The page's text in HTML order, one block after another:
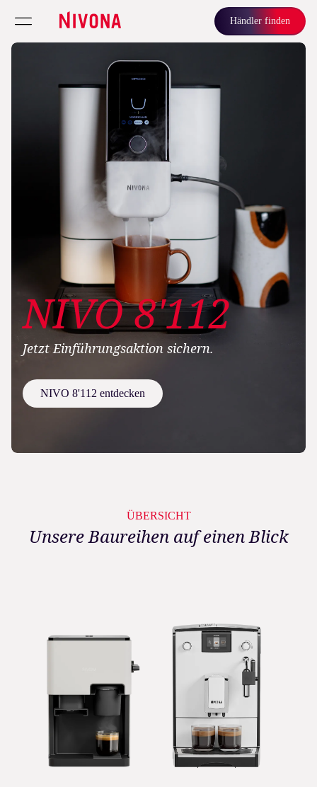
Händler finden
NIVO 8'112
Jetzt Einführungsaktion sichern.
NIVO 8'112 entdecken
ÜBERSICHT
Unsere Baureihen auf einen Blick